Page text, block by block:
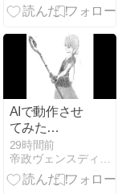
いなイメージ
に変わってる
（ ＾ω＾）部
門設立
AIで動作させ
てみた
@v@・・・・
進歩
29時間前